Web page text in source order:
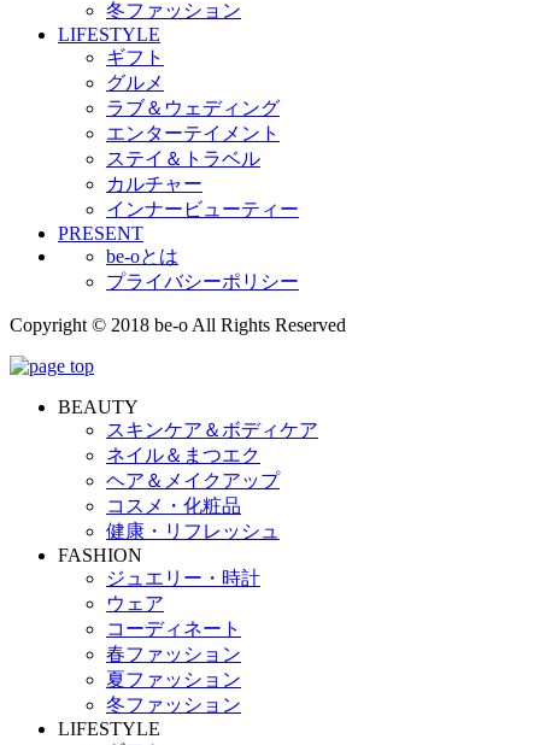
冬ファッション
LIFESTYLE
ギフト
グルメ
ラブ＆ウェディング
エンターテイメント
ステイ＆トラベル
カルチャー
インナービューティー
PRESENT
be-oとは
プライバシーポリシー
Copyright © 2018 be-o All Rights Reserved
BEAUTY
スキンケア＆ボディケア
ネイル＆まつエク
ヘア＆メイクアップ
コスメ・化粧品
健康・リフレッシュ
FASHION
ジュエリー・時計
ウェア
コーディネート
春ファッション
夏ファッション
冬ファッション
LIFESTYLE